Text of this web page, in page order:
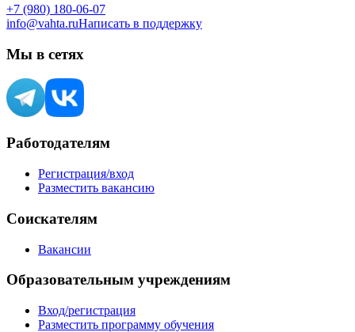
+7 (980) 180-06-07
info@vahta.ruНаписать в поддержку
Мы в сетях
Работодателям
Регистрация/вход
Разместить вакансию
Соискателям
Вакансии
Образовательным учреждениям
Вход/регистрация
Разместить программу обучения